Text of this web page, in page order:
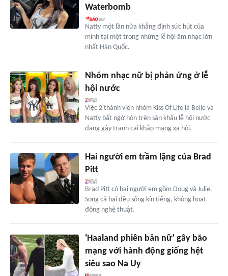
Waterbomb
Natty một lần nữa khẳng định sức hút của
mình tại một trong những lễ hội âm nhạc lớn
nhất Hàn Quốc.
Nhóm nhạc nữ bị phản ứng ở lễ
hội nước
Việc 2 thành viên nhóm Kiss Of Life là Belle và
Natty bất ngờ hôn trên sân khấu lễ hội nước
đang gây tranh cãi khắp mạng xã hội.
Hai người em trầm lặng của Brad
Pitt
Brad Pitt có hai người em gồm Doug và Julie.
Song cả hai đều sống kín tiếng, không hoạt
động nghệ thuật.
'Haaland phiên bản nữ' gây bão
mạng với hành động giống hệt
siêu sao Na Uy